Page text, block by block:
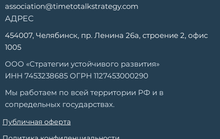
association@timetotalkstrategy.com
АДРЕС
454007, Челябинск, пр. Ленина 26а, строение 2, офис
1005
ООО «Стратегии устойчивого развития»
ИНН 7453238685 ОГРН 1127453000290
Мы работаем по всей территории РФ и в
сопредельных государствах.
Публичная оферта